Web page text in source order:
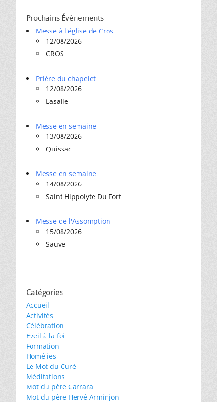
Prochains Évènements
Messe à l'église de Cros
12/08/2026
CROS
Prière du chapelet
12/08/2026
Lasalle
Messe en semaine
13/08/2026
Quissac
Messe en semaine
14/08/2026
Saint Hippolyte Du Fort
Messe de l'Assomption
15/08/2026
Sauve
Catégories
Accueil
Activités
Célébration
Eveil à la foi
Formation
Homélies
Le Mot du Curé
Méditations
Mot du père Carrara
Mot du père Hervé Arminjon